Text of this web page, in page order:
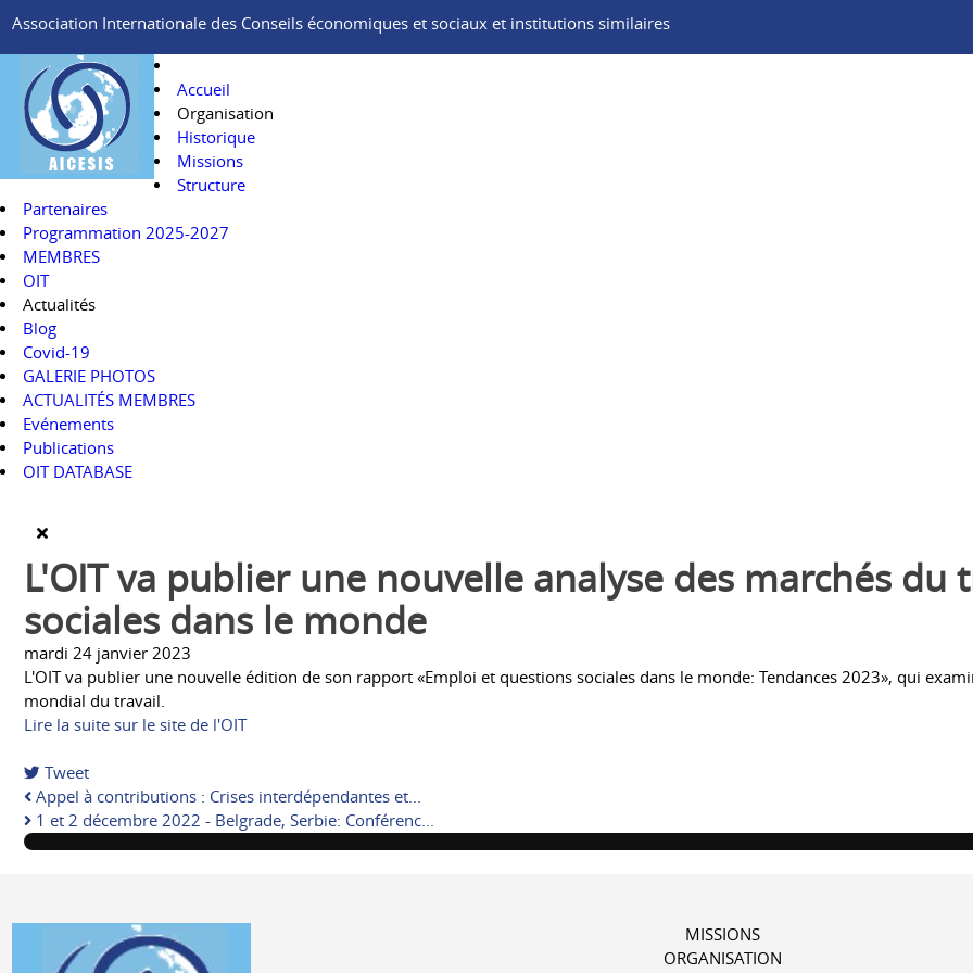
Association Internationale des Conseils économiques et sociaux et institutions similaires
Accueil
Organisation
Historique
Missions
Structure
Partenaires
Programmation 2025-2027
MEMBRES
OIT
Actualités
Blog
Covid-19
GALERIE PHOTOS
ACTUALITÉS MEMBRES
Evénements
Publications
OIT DATABASE
L'OIT va publier une nouvelle analyse des marchés du
sociales dans le monde
mardi 24 janvier 2023
L'OIT va publier une nouvelle édition de son rapport «Emploi et questions sociales dans le monde: Tendances 2023», qui
mondial du travail.
Lire la suite sur le site de l'OIT
Tweet
Appel à contributions : Crises interdépendantes et...
1 et 2 décembre 2022 - Belgrade, Serbie: Conférenc...
MISSIONS
ORGANISATION